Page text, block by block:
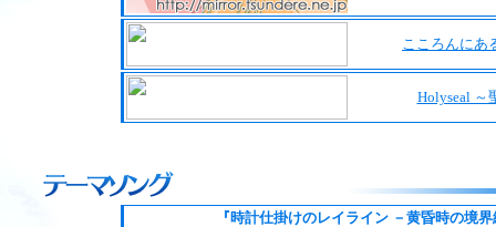
こころんに
Holyseal
『時計仕掛けのレイライン －黄昏時の境